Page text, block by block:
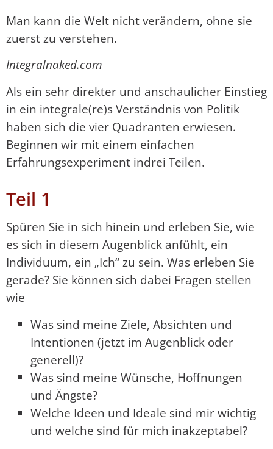
Man kann die Welt nicht verändern, ohne sie
zuerst zu verstehen.
Integralnaked.com
Als ein sehr direkter und anschaulicher Einstieg
in ein integrale(re)s Verständnis von Politik
haben sich die vier Quadranten erwiesen.
Beginnen wir mit einem einfachen
Erfahrungsexperiment indrei Teilen.
Teil 1
Spüren Sie in sich hinein und erleben Sie, wie
es sich in diesem Augenblick anfühlt, ein
Individuum, ein „Ich“ zu sein. Was erleben Sie
gerade? Sie können sich dabei Fragen stellen
wie
Was sind meine Ziele, Absichten und
Intentionen (jetzt im Augenblick oder
generell)?
Was sind meine Wünsche, Hoffnungen
und Ängste?
Welche Ideen und Ideale sind mir wichtig
und welche sind für mich inakzeptabel?